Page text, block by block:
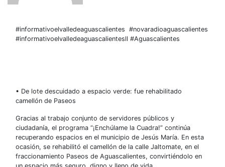
#informativoelvalledeaguascalientes #novaradioaguascalientes
#informativoelvalledeaguascalientesll #Aguascalientes
• De lote descuidado a espacio verde: fue rehabilitado
camellón de Paseos
Gracias al trabajo conjunto de servidores públicos y
ciudadanía, el programa “¡Enchúlame la Cuadra!” continúa
recuperando espacios en el municipio de Jesús María. En esta
ocasión, se rehabilitó el camellón de la calle Jaltomate, en el
fraccionamiento Paseos de Aguascalientes, convirtiéndolo en